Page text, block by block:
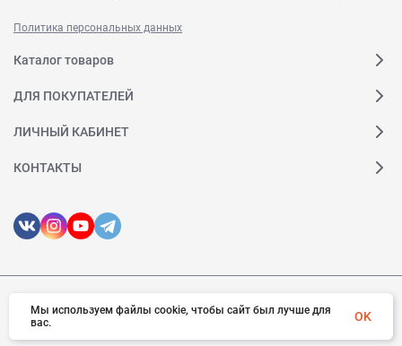
Политика персональных данных
Каталог товаров
ДЛЯ ПОКУПАТЕЛЕЙ
ЛИЧНЫЙ КАБИНЕТ
КОНТАКТЫ
© 2026 Ридан. Все права защищены
Мы используем файлы cookie, чтобы сайт был лучше для
вас.
OK